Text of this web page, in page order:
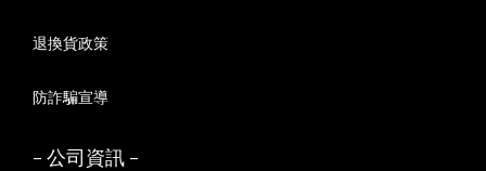
退換貨政策
防詐騙宣導
- 公司資訊 -